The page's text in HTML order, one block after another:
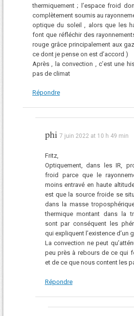
thermiquement ; l’espace froid
complètement soumis au
optique du soleil , alors que les
font que réfléchir des
rouge grâce principalement aux
ce dont je pense on est d’accord )
Après , la convection , c’est une
pas de climat
Répondre
phi 7 juin 2022 at 10 h 49 min
Fritz,
Optiquement, dans les IR,
froid parce que le
moins entravé en haute
est que la source froide se
dans la masse
thermique montant dans la
sont par conséquent les
qui expliquent l’existence d’un
La convection ne peut
peu près à rebours de ce qui
et de ce que nous content les
Répondre